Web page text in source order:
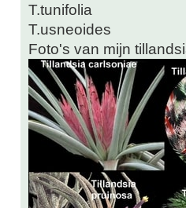
T.tunifolia
T.usneoides
Foto's van mijn